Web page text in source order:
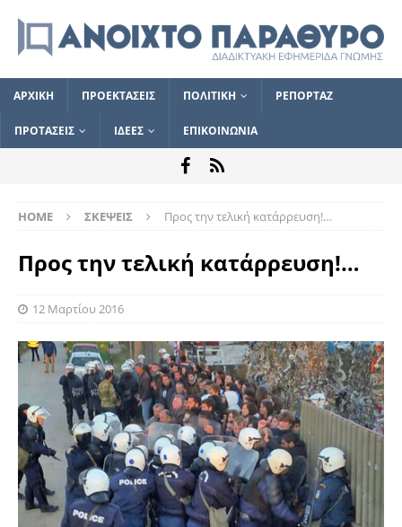
ΑΡΧΙΚΗ ΠΡΟΕΚΤΑΣΕΙΣ ΠΟΛΙΤΙΚΗ ΡΕΠΟΡΤΑΖ
ΠΡΟΤΑΣΕΙΣ ΙΔΕΕΣ ΕΠΙΚΟΙΝΩΝΙΑ
HOME ΣΚΕΨΕΙΣ Προς την τελική κατάρρευση!…
Προς την τελική κατάρρευση!…
12 Μαρτίου 2016